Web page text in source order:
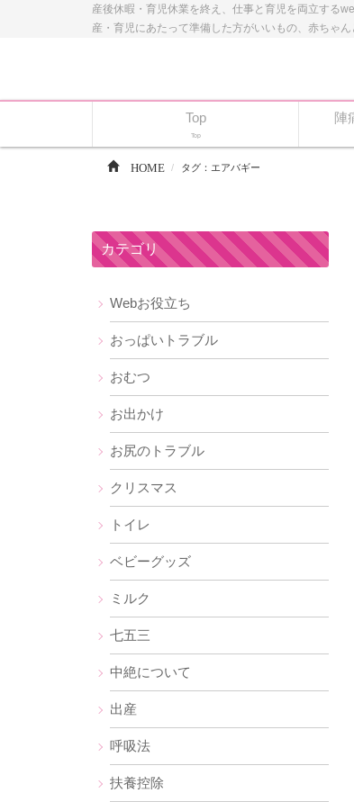
産後休暇・育児休業を終え、仕事と育児を両立する
産・育児にあたって準備した方がいいもの、赤ちゃ
Top
Top
陣
HOME タグ：エアバギー
カテゴリ
Webお役立ち
おっぱいトラブル
おむつ
お出かけ
お尻のトラブル
クリスマス
トイレ
ベビーグッズ
ミルク
七五三
中絶について
出産
呼吸法
扶養控除